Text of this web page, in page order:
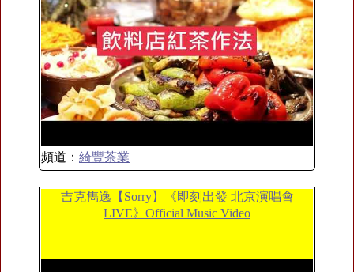
頻道： 綺豐茶業
吉克雋逸【Sorry】《即刻出發 北京演唱會
LIVE》Official Music Video